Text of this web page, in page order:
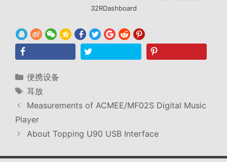
32RDashboard
分
类
便携设备
标
签
耳放
Measurements of ACMEE/MF02S Digital Music
Player
About Topping U90 USB Interface